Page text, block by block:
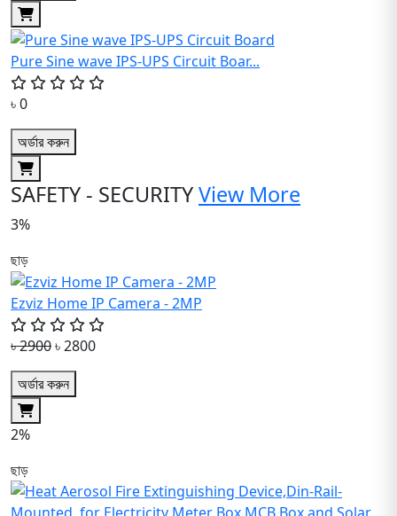
Pure Sine wave IPS-UPS Circuit Boar...
৳ 0
অর্ডার করুন
SAFETY - SECURITYView More
3%
ছাড়
Ezviz Home IP Camera - 2MP
৳ 2900৳ 2800
অর্ডার করুন
2%
ছাড়